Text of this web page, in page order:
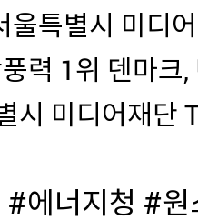
울특별시 미디
력 1위 덴마크
시 미디어재단
에너지청 #